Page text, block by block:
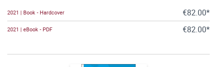
2021 | Book - Hardcover €82.00*
2021 | eBook - PDF €82.00*